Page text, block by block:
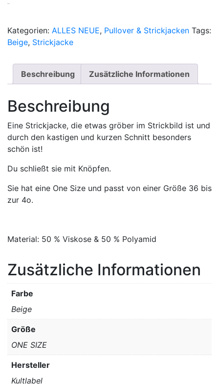
CHOICE
Grobstrick
Hell
Kategorien: ALLES NEUE, Pullover & Strickjacken Tags:
Beige, Strickjacke
Beschreibung Zusätzliche Informationen
Beschreibung
Eine Strickjacke, die etwas gröber im Strickbild ist und
durch den kastigen und kurzen Schnitt besonders
schön ist!
Du schließt sie mit Knöpfen.
Sie hat eine One Size und passt von einer Größe 36 bis
zur 4o.
Material: 50 % Viskose & 50 % Polyamid
Zusätzliche Informationen
Farbe
Beige
Größe
ONE SIZE
Hersteller
Kultlabel